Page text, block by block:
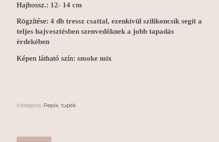
Hajhossz.: 12- 14 cm
Rögzítése: 4 db tressz csattal, ezenkívül szilikoncsík segít a
teljes hajvesztésben szenvedőknek a jobb tapadás
érdekében
Képen látható szín: smoke mix
Kategória: Pepik, tupék